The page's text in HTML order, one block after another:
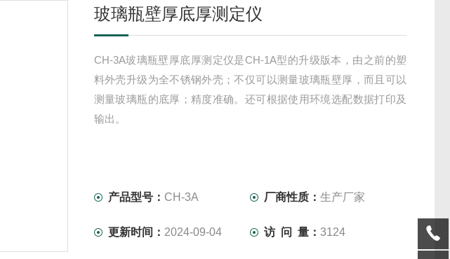
玻璃瓶壁厚底厚测定仪
CH-3A玻璃瓶壁厚底厚测定仪是CH-1A型的升级版本，由之前的塑
料外壳升级为全不锈钢外壳；不仅可以测量玻璃瓶壁厚，而且可以
测量玻璃瓶的底厚；精度准确。还可根据使用环境选配数据打印及
输出。
产品型号： CH-3A 厂商性质：生产厂家
更新时间： 2024-09-04 访 问 量：3124